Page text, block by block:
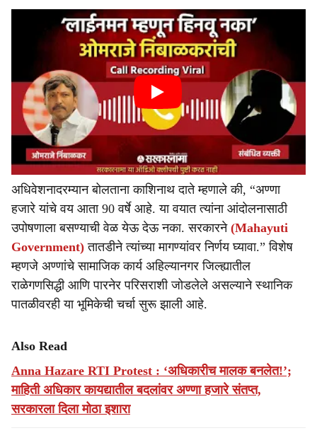
अधिवेशनादरम्यान बोलताना काशिनाथ दाते म्हणाले की, “अण्णा
हजारे यांचे वय आता 90 वर्षे आहे. या वयात त्यांना आंदोलनासाठी
उपोषणाला बसण्याची वेळ येऊ देऊ नका. सरकारने (Mahayuti
Government) तातडीने त्यांच्या मागण्यांवर निर्णय घ्यावा.” विशेष
म्हणजे अण्णांचे सामाजिक कार्य अहिल्यानगर जिल्ह्यातील
राळेगणसिद्धी आणि पारनेर परिसराशी जोडलेले असल्याने स्थानिक
पातळीवरही या भूमिकेची चर्चा सुरू झाली आहे.
Also Read
Anna Hazare RTI Protest : ‘अधिकारीच मालक बनलेत!’;
माहिती अधिकार कायद्यातील बदलांवर अण्णा हजारे संतप्त,
सरकारला दिला मोठा इशारा